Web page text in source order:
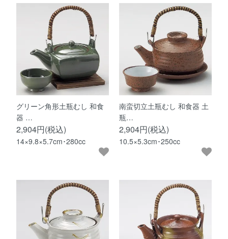
グリーン角形土瓶むし 和食
器 …
2,904円(税込)
14×9.8×5.7cm･280cc
南蛮切立土瓶むし 和食器 土
瓶…
2,904円(税込)
10.5×5.3cm･250cc